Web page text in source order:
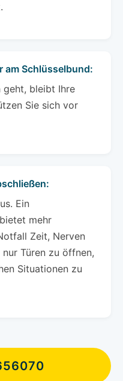
am Schlüsselbund:
geht, bleibt Ihre
Sie sich vor
Ein
mehr
Zeit, Nerven
Türen zu öffnen,
Situationen zu